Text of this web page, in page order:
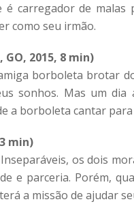
carregador de malas
como seu irmão.
2015, 8 min)
borboleta brotar
sonhos. Mas um dia
a borboleta cantar para
min)
os dois
e parceria. Porém,
a missão de ajudar